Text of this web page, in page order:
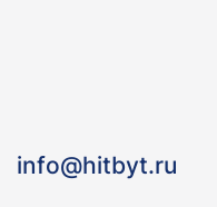
info@hitbyt.ru